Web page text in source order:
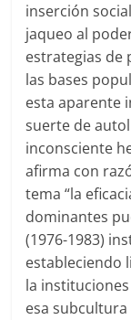
inserción
jaqueo al
estrategias de
las bases
esta aparente
suerte de
inconsciente
afirma con
tema “la
dominantes
(1976-1983)
estableciendo
la
esa